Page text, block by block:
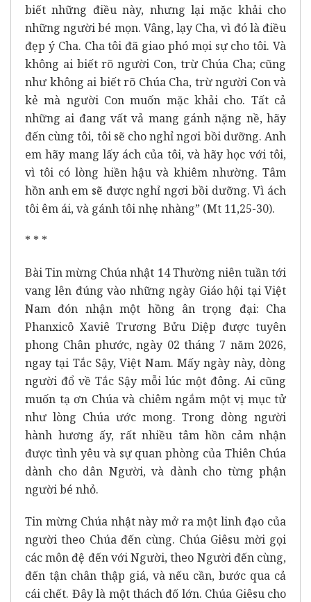
biết những điều này, nhưng lại mặc khải cho
những người bé mọn. Vâng, lạy Cha, vì đó là điều
đẹp ý Cha. Cha tôi đã giao phó mọi sự cho tôi. Và
không ai biết rõ người Con, trừ Chúa Cha; cũng
như không ai biết rõ Chúa Cha, trừ người Con và
kẻ mà người Con muốn mặc khải cho. Tất cả
những ai đang vất vả mang gánh nặng nề, hãy
đến cùng tôi, tôi sẽ cho nghỉ ngơi bồi dưỡng. Anh
em hãy mang lấy ách của tôi, và hãy học với tôi,
vì tôi có lòng hiền hậu và khiêm nhường. Tâm
hồn anh em sẽ được nghỉ ngơi bồi dưỡng. Vì ách
tôi êm ái, và gánh tôi nhẹ nhàng” (Mt 11,25-30).
* * *
Bài Tin mừng Chúa nhật 14 Thường niên tuần tới
vang lên đúng vào những ngày Giáo hội tại Việt
Nam đón nhận một hồng ân trọng đại: Cha
Phanxicô Xaviê Trương Bửu Diệp được tuyên
phong Chân phước, ngày 02 tháng 7 năm 2026,
ngay tại Tắc Sậy, Việt Nam. Mấy ngày này, dòng
người đổ về Tắc Sậy mỗi lúc một đông. Ai cũng
muốn tạ ơn Chúa và chiêm ngắm một vị mục tử
như lòng Chúa ước mong. Trong dòng người
hành hương ấy, rất nhiều tâm hồn cảm nhận
được tình yêu và sự quan phòng của Thiên Chúa
dành cho dân Người, và dành cho từng phận
người bé nhỏ.
Tin mừng Chúa nhật này mở ra một linh đạo của
người theo Chúa đến cùng. Chúa Giêsu mời gọi
các môn đệ đến với Người, theo Người đến cùng,
đến tận chân thập giá, và nếu cần, bước qua cả
cái chết. Đây là một thách đố lớn. Chúa Giêsu cho